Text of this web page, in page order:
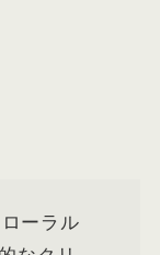
ーラル